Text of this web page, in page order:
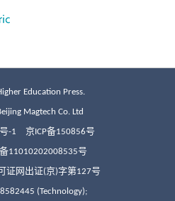
Education Press.
Magtech Co. Ltd
-1 京ICP备150856号
11010202008535号
证网出证(京)字第127号
(Technology);